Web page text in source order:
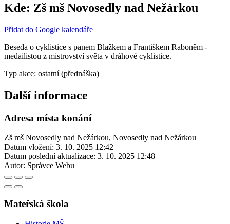
Kde: Zš mš Novosedly nad Nežárkou
Přidat do Google kalendáře
Beseda o cyklistice s panem Blažkem a Františkem Raboněm -
medailistou z mistrovství světa v dráhové cyklistice.
Typ akce: ostatní (přednáška)
Další informace
Adresa místa konání
Zš mš Novosedly nad Nežárkou, Novosedly nad Nežárkou
Datum vložení: 3. 10. 2025 12:42
Datum poslední aktualizace: 3. 10. 2025 12:48
Autor: Správce Webu
Mateřská škola